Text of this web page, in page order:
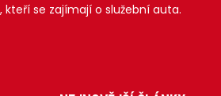
kteří se zajímají o služební auta.